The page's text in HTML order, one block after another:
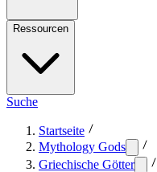
Ressourcen
Suche
Startseite
Mythology Gods
Griechische Götter